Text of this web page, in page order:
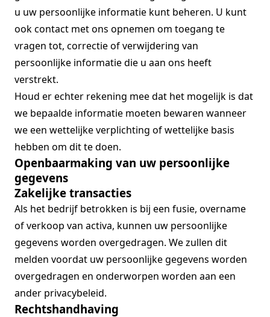
u uw persoonlijke informatie kunt beheren. U kunt
ook contact met ons opnemen om toegang te
vragen tot, correctie of verwijdering van
persoonlijke informatie die u aan ons heeft
verstrekt.
Houd er echter rekening mee dat het mogelijk is dat
we bepaalde informatie moeten bewaren wanneer
we een wettelijke verplichting of wettelijke basis
hebben om dit te doen.
Openbaarmaking van uw persoonlijke
gegevens
Zakelijke transacties
Als het bedrijf betrokken is bij een fusie, overname
of verkoop van activa, kunnen uw persoonlijke
gegevens worden overgedragen. We zullen dit
melden voordat uw persoonlijke gegevens worden
overgedragen en onderworpen worden aan een
ander privacybeleid.
Rechtshandhaving